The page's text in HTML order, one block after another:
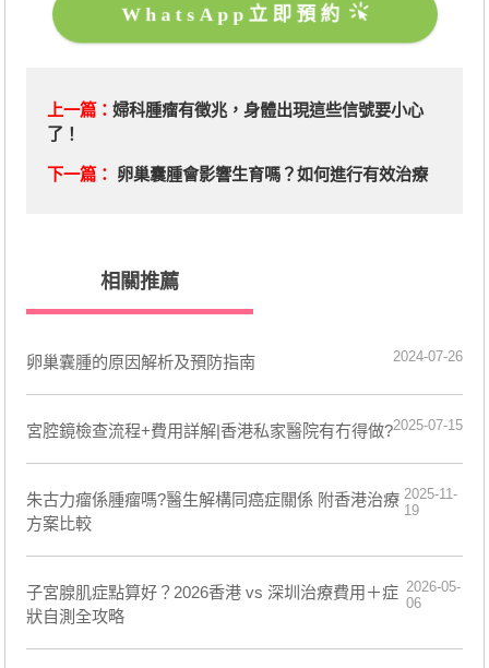
WhatsApp立即預約
上一篇： ​婦科腫瘤有徵兆，身體出現這些信號要小心
了！
下一篇： 卵巢囊腫會影響生育嗎？如何進行有效治療
相關推薦
卵巢囊腫的原因解析及預防指南 2024-07-26
宮腔鏡檢查流程+費用詳解|香港私家醫院有冇得做?2025-07-15
朱古力瘤係腫瘤嗎?醫生解構同癌症關係 附香港治療
方案比較
2025-11-
19
子宮腺肌症點算好？2026香港 vs 深圳治療費用＋症
狀自測全攻略
2026-05-
06